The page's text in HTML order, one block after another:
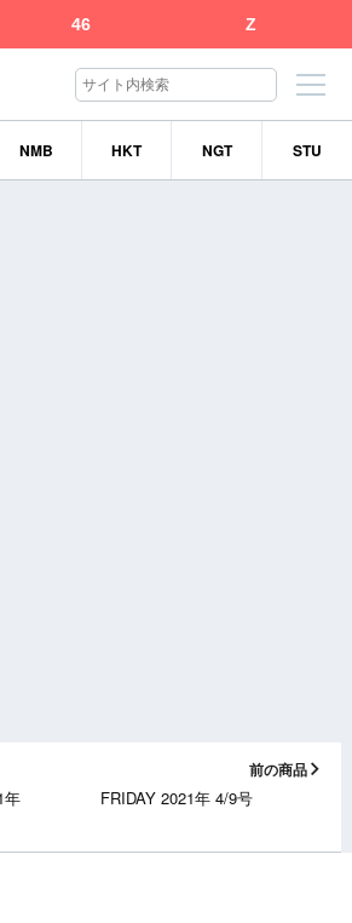
46 Z
NMB HKT NGT STU
年
前の商品
FRIDAY 2021年 4/9号